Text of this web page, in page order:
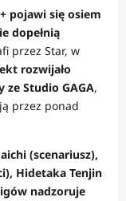
pojawi się osiem
dopełnią
przez Star, w
rozwijało
ze Studio GAGA,
przez ponad
(scenariusz),
Hidetaka Tenjin
nadzoruje